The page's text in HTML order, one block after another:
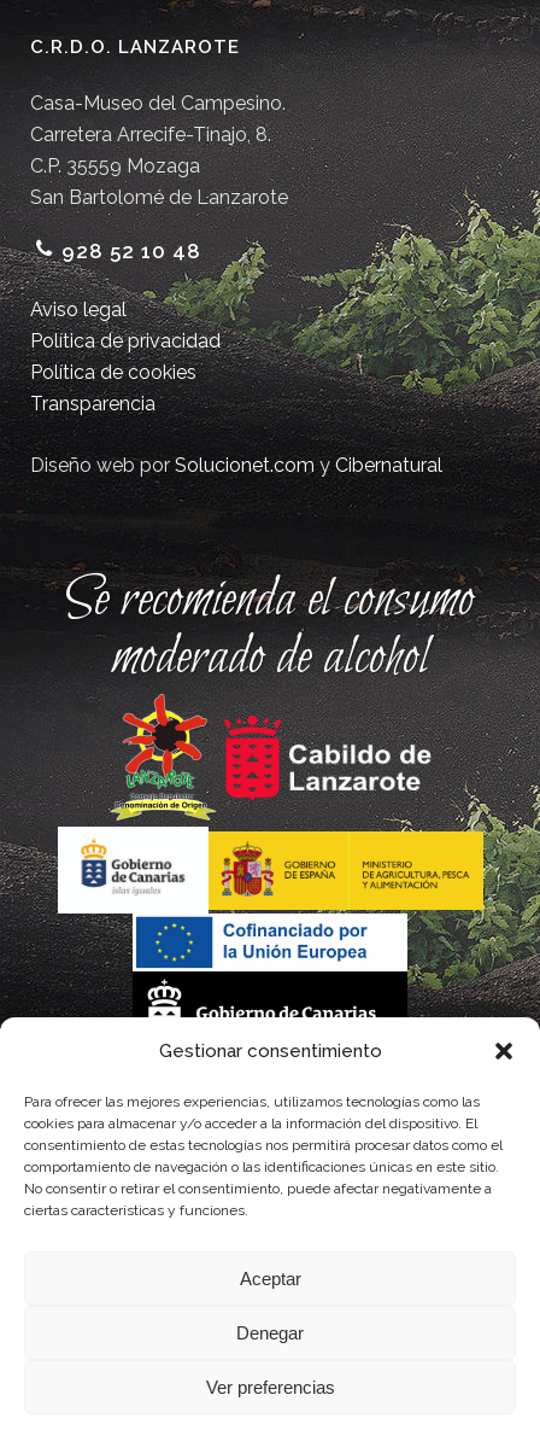
Gestionar consentimiento
Para ofrecer las mejores experiencias, utilizamos tecnologías como las
cookies para almacenar y/o acceder a la información del dispositivo. El
consentimiento de estas tecnologías nos permitirá procesar datos como el
comportamiento de navegación o las identificaciones únicas en este sitio.
No consentir o retirar el consentimiento, puede afectar negativamente a
ciertas características y funciones.
Aceptar
Denegar
Ver preferencias
C.R.D.O. LANZAROTE
Casa-Museo del Campesino.
Carretera Arrecife-Tinajo, 8.
C.P. 35559 Mozaga
San Bartolomé de Lanzarote
928 52 10 48
Aviso legal
Política de privacidad
Política de cookies
Transparencia
Diseño web porSolucionet.comyCibernatural
Se recomienda el consumo
moderado de alcohol
parcialmente, por el Gobierno de Canarias
con fondos provenientes del presupuesto de gastos del Instituto Canario de
Calidad Agroalimentaria